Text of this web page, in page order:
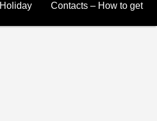
Holiday Contacts – How to get